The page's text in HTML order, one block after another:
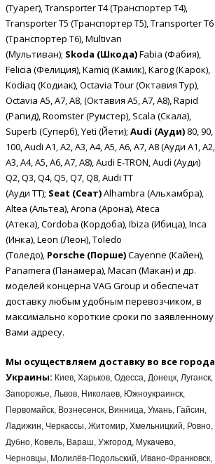
(Туарег), Transporter T4 (Транспортер Т4),
Transporter T5 (Транспортер Т5), Transporter T6
(Транспортер Т6), Multivan
(Мультиван); Skoda (Шкода)Fabia (Фабия),
Felicia (Фелиция), Kamiq (Камик), Karog (Карок),
Kodiaq (Кодиак), Octavia Tour (Октавия Тур),
Octavia A5, A7, A8, (Октавия А5, А7, А8), Rapid
(Рапид), Roomster (Румстер), Scala (Скала),
Superb (Суперб), Yeti (Йети); Audi (Ауди) 80, 90,
100, Audi A1, A2, A3, A4, A5, A6, A7, A8 (Ауди А1, А2,
А3, А4, А5, А6, А7, А8), Audi E-TRON, Audi (Ауди)
Q2, Q3, Q4, Q5, Q7, Q8, Audi TT
(Ауди ТТ); Seat (Сеат)Alhambra (Альхамбра),
Altea (Альтеа), Arona (Арона), Ateca
(Атека), Cordoba (Кордоба), Ibiza (Ибица), Inca
(Инка), Leon (Леон), Toledo
(Толедо), Porsche (Порше)Cayenne (Кайен),
Panamera (Панамера), Macan (Макан) и др.
моделей концерна VAG Group и обеспечат
доставку любым удобным перевозчиком, в
максимально короткие сроки по заявленному
Вами адресу.
Мы осуществляем доставку во все города
Украины: Киев, Харьков, Одесса, Донецк, Луганск,
Запорожье, Львов, Николаев, Южноукраинск,
Первомайск, Вознесенск, Винница, Умань, Гайсин,
Ладижин, Черкассы, Житомир, Хмельницкий, Ровно,
Дубно, Ковель, Вараш, Ужгород, Мукачево,
Черновцы, Молилёв-Подольский, Ивано-Франковск,